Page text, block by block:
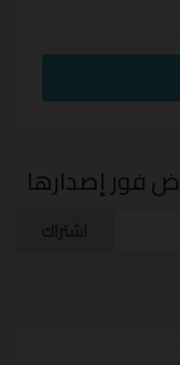
فور إصدارها